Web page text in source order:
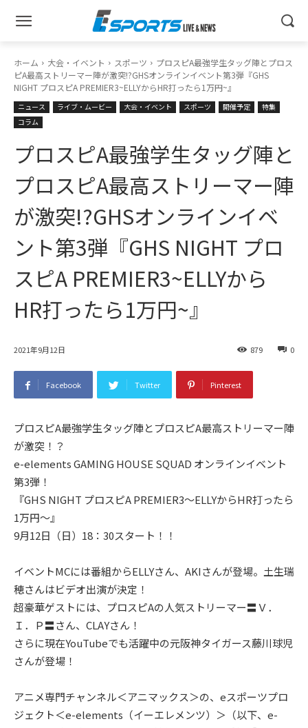
ホーム 大会・イベント スポーツ
プロスピA最強学生タッグ陣とプロス
ピA最高ストリーマー陣が激突!?GHSオンラインイベント第3弾『GHS
NIGHT プロスピA PREMIER3~ELLYからHR打ったら1万円~』
ニュース ライブ・ムービー 大会・イベント スポーツ 開催予定
特集
コラム
プロスピA最強学生タッグ陣と
プロスピA最高ストリーマー陣
が激突!?GHSオンラインイベ
ント第3弾『GHS NIGHT プロ
スピA PREMIER3~ELLYから
HR打ったら1万円~』
2021年9月12日 0
879
Facebook Twitter Pinterest
プロスピA最強学生タッグ陣とプロスピA最高ストリーマー陣
が激突！？
e-elements GAMING HOUSE SQUAD オンラインイベント
第3弾！
『GHS NIGHT プロスピA PREMIER3～ELLYからHR打ったら
1万円～』
9月12日（日）18：30スタート！！
イベントMCには番組からELLYさん、AKIさんが登場。土生瑞
穂さんはビデオ出演が決定！
超豪華ゲストには、プロスピAの人気ストリーマー〓Ｖ．
Ｉ．Ｐ〓さん、CLAYさん！
さらに現在YouTubeでも活躍中の元阪神タイガース藤川球児
さんが登場！
アニメ専門チャンネル＜アニマックス＞の、eスポーツプロ
ジェクト＜e-elements（イーエレメンツ）＞（以下、e-